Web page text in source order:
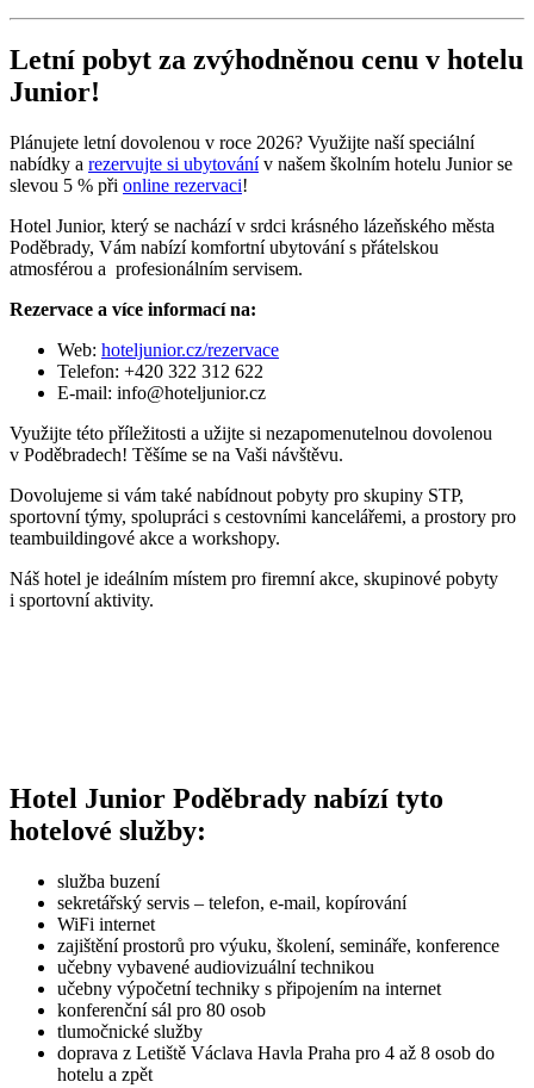
Letní pobyt za zvýhodněnou cenu v hotelu
Junior!
Plánujete letní dovolenou v roce 2026? Využijte naší speciální
nabídky a rezervujte si ubytovánív našem školním hotelu Junior se
slevou 5 % při online rezervaci!
Hotel Junior, který se nachází v srdci krásného lázeňského města
Poděbrady, Vám nabízí komfortní ubytování s přátelskou
atmosférou a profesionálním servisem.
Rezervace a více informací na:
Web: hoteljunior.cz/rezervace
Telefon: +420 322 312 622
E-mail: info@hoteljunior.cz
Využijte této příležitosti a užijte si nezapomenutelnou dovolenou
v Poděbradech! Těšíme se na Vaši návštěvu.
Dovolujeme si vám také nabídnout pobyty pro skupiny STP,
sportovní týmy, spolupráci s cestovními kancelářemi, a prostory pro
teambuildingové akce a workshopy.
Náš hotel je ideálním místem pro firemní akce, skupinové pobyty
i sportovní aktivity.
Hotel Junior Poděbrady nabízí tyto
hotelové služby:
služba buzení
sekretářský servis – telefon, e-mail, kopírování
WiFi internet
zajištění prostorů pro výuku, školení, semináře, konference
učebny vybavené audiovizuální technikou
učebny výpočetní techniky s připojením na internet
konferenční sál pro 80 osob
tlumočnické služby
doprava z Letiště Václava Havla Praha pro 4 až 8 osob do
hotelu a zpět